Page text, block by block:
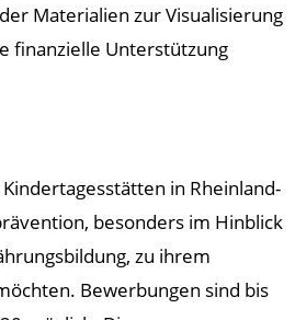
Materialien zur Visualisierung
finanzielle Unterstützung
in Rheinland-
besonders im Hinblick
zu ihrem
Bewerbungen sind bis